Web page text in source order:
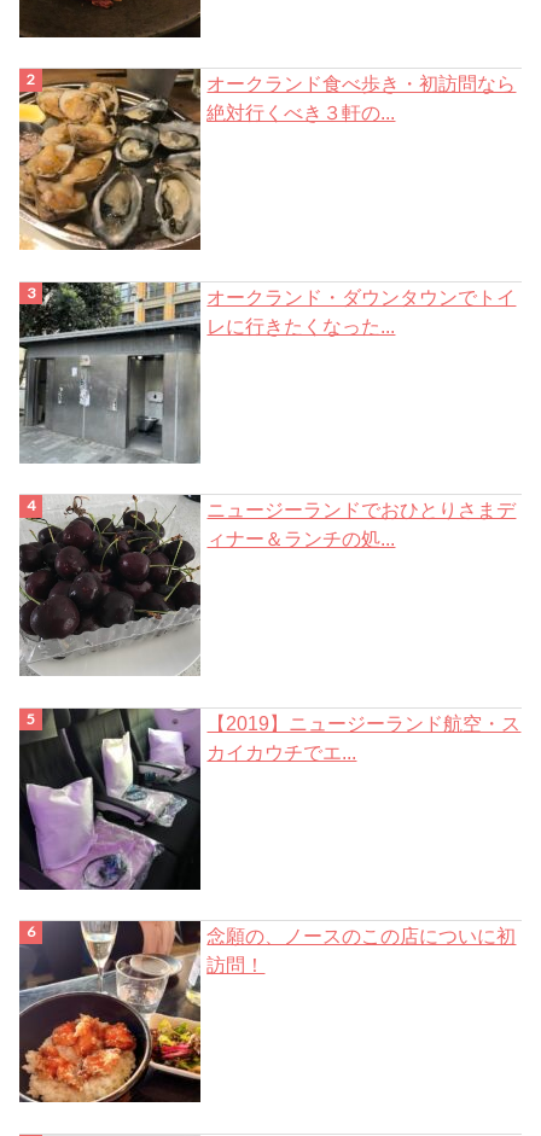
オークランド食べ歩き・初訪問なら
絶対行くべき３軒の...
オークランド・ダウンタウンでトイ
レに行きたくなった...
ニュージーランドでおひとりさまデ
ィナー＆ランチの処...
【2019】ニュージーランド航空・ス
カイカウチでエ...
念願の、ノースのこの店についに初
訪問！